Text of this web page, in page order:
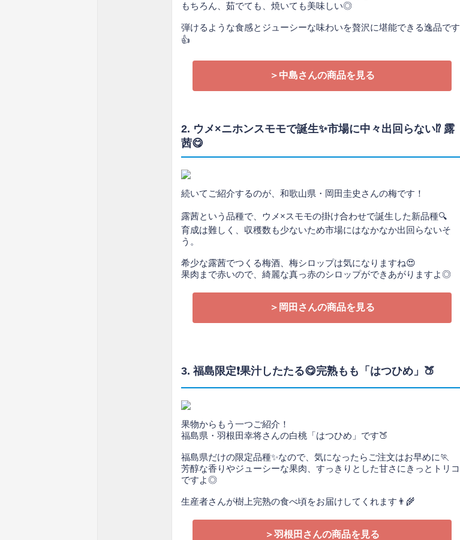
もちろん、茹でても、焼いても美味しい◎
弾けるような食感とジューシーな味わいを贅沢に堪能できる逸品です
👍
＞中島さんの商品を見る
2. ウメ×ニホンスモモで誕生✨市場に中々出回らない⁉️ 露
茜😋
続いてご紹介するのが、和歌山県・岡田圭史さんの梅です！
露茜という品種で、ウメ×スモモの掛け合わせで誕生した新品種🔍
育成は難しく、収穫数も少ないため市場にはなかなか出回らないそ
う。
希少な露茜でつくる梅酒、梅シロップは気になりますね😍
果肉まで赤いので、綺麗な真っ赤のシロップができあがりますよ◎
＞岡田さんの商品を見る
3. 福島限定❗果汁したたる😋完熟もも「はつひめ」🍑
果物からもう一つご紹介！
福島県・羽根田幸将さんの白桃「はつひめ」です🍑
福島県だけの限定品種✨なので、気になったらご注文はお早めに🏃
芳醇な香りやジューシーな果肉、すっきりとした甘さにきっとトリコ
ですよ◎
生産者さんが樹上完熟の食べ頃をお届けしてくれます👨‍🌾
＞羽根田さんの商品を見る